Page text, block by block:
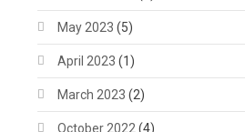
May 2023 (5)
April 2023 (1)
March 2023 (2)
October 2022 (4)